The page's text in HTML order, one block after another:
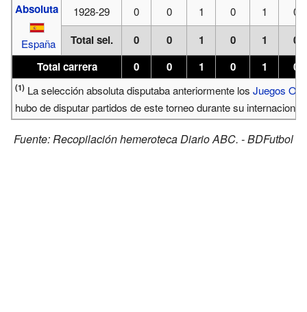
Absoluta
España
1928-29 0 0 1 0 1 0
Total sel. 0 0 1 0 1
0
Total carrera
0 0 1 0 1 0
(1) La selección absoluta disputaba anteriormente los Juegos
hubo de disputar partidos de este torneo durante su
Fuente:Recopilación hemeroteca Diario ABC. -BDFutbol